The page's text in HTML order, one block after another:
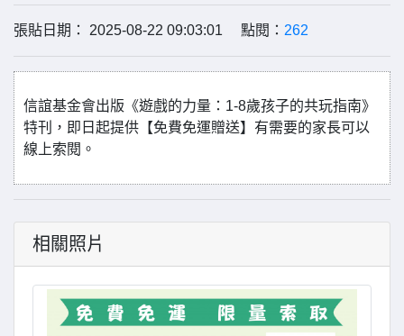
張貼日期： 2025-08-22 09:03:01 點閱： 262
信誼基金會出版《遊戲的力量：1-8歲孩子的共玩指南》
特刊，即日起提供【免費免運贈送】有需要的家長可以
線上索閱。
相關照片